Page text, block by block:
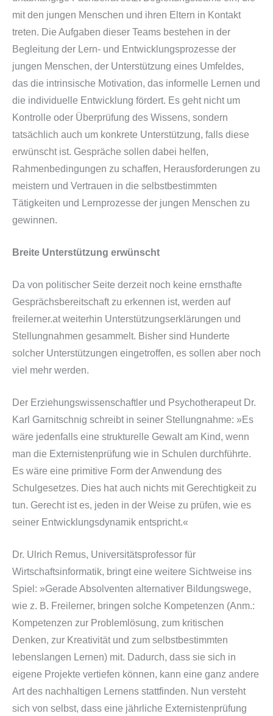
mit den jungen Menschen und ihren Eltern in Kontakt
treten. Die Aufgaben dieser Teams bestehen in der
Begleitung der Lern- und Entwicklungsprozesse der
jungen Menschen, der Unterstützung eines Umfeldes,
das die intrinsische Motivation, das informelle Lernen und
die individuelle Entwicklung fördert. Es geht nicht um
Kontrolle oder Überprüfung des Wissens, sondern
tatsächlich auch um konkrete Unterstützung, falls diese
erwünscht ist. Gespräche sollen dabei helfen,
Rahmenbedingungen zu schaffen, Herausforderungen zu
meistern und Vertrauen in die selbstbestimmten
Tätigkeiten und Lernprozesse der jungen Menschen zu
gewinnen.
Breite Unterstützung erwünscht
Da von politischer Seite derzeit noch keine ernsthafte
Gesprächsbereitschaft zu erkennen ist, werden auf
freilerner.at weiterhin Unterstützungserklärungen und
Stellungnahmen gesammelt. Bisher sind Hunderte
solcher Unterstützungen eingetroffen, es sollen aber noch
viel mehr werden.
Der Erziehungswissenschaftler und Psychotherapeut Dr.
Karl Garnitschnig schreibt in seiner Stellungnahme: »Es
wäre jedenfalls eine strukturelle Gewalt am Kind, wenn
man die Externistenprüfung wie in Schulen durchführte.
Es wäre eine primitive Form der Anwendung des
Schulgesetzes. Dies hat auch nichts mit Gerechtigkeit zu
tun. Gerecht ist es, jeden in der Weise zu prüfen, wie es
seiner Entwicklungsdynamik entspricht.«
Dr. Ulrich Remus, Universitätsprofessor für
Wirtschaftsinformatik, bringt eine weitere Sichtweise ins
Spiel: »Gerade Absolventen alternativer Bildungswege,
wie z. B. Freilerner, bringen solche Kompetenzen (Anm.:
Kompetenzen zur Problemlösung, zum kritischen
Denken, zur Kreativität und zum selbstbestimmten
lebenslangen Lernen) mit. Dadurch, dass sie sich in
eigene Projekte vertiefen können, kann eine ganz andere
Art des nachhaltigen Lernens stattfinden. Nun versteht
sich von selbst, dass eine jährliche Externistenprüfung